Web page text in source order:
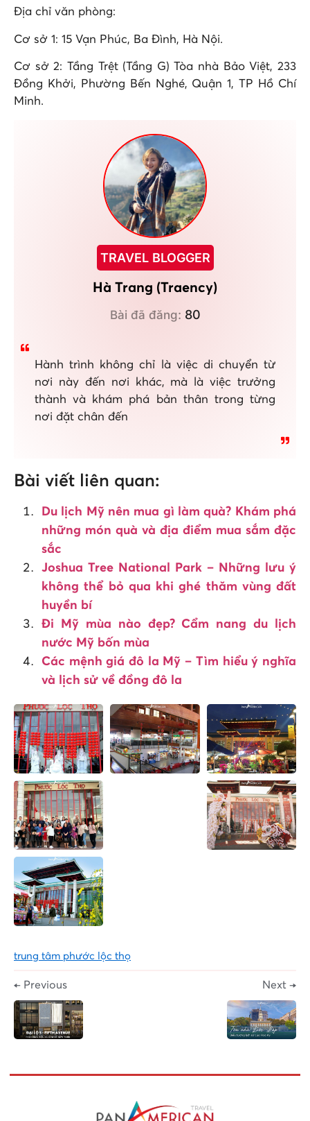
Địa chỉ văn phòng:
Cơ sở 1: 15 Vạn Phúc, Ba Đình, Hà Nội.
Cơ sở 2: Tầng Trệt (Tầng G) Tòa nhà Bảo Việt, 233
Đồng Khởi, Phường Bến Nghé, Quận 1, TP Hồ Chí
Minh.
TRAVEL BLOGGER
Hà Trang (Traency)
Bài đã đăng: 80
Hành trình không chỉ là việc di chuyển từ
nơi này đến nơi khác, mà là việc trưởng
thành và khám phá bản thân trong từng
nơi đặt chân đến
Bài viết liên quan:
Du lịch Mỹ nên mua gì làm quà? Khám phá
những món quà và địa điểm mua sắm đặc
sắc
Joshua Tree National Park – Những lưu ý
không thể bỏ qua khi ghé thăm vùng đất
huyền bí
Đi Mỹ mùa nào đẹp? Cẩm nang du lịch
nước Mỹ bốn mùa
Các mệnh giá đô la Mỹ – Tìm hiểu ý nghĩa
và lịch sử về đồng đô la
trung tâm phước lộc thọ
← Previous Next →